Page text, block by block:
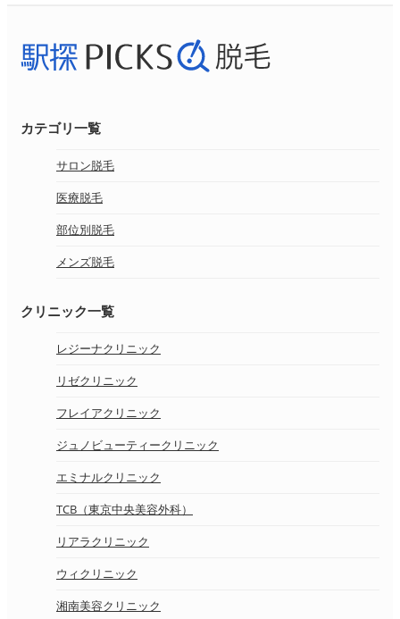
カテゴリ一覧
サロン脱毛
医療脱毛
部位別脱毛
メンズ脱毛
クリニック一覧
レジーナクリニック
リゼクリニック
フレイアクリニック
ジュノビューティークリニック
エミナルクリニック
TCB（東京中央美容外科）
リアラクリニック
ウィクリニック
湘南美容クリニック